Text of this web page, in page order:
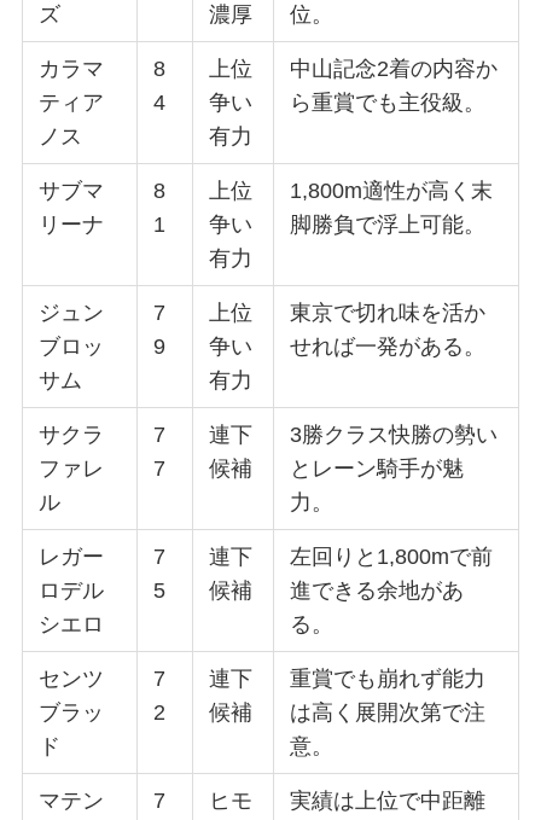
ズ
濃厚
位。
カラマ
ティア
ノス
8
4
上位
争い
有力
中山記念2着の内容か
ら重賞でも主役級。
サブマ
リーナ
8
1
上位
争い
有力
1,800m適性が高く末
脚勝負で浮上可能。
ジュン
ブロッ
サム
7
9
上位
争い
有力
東京で切れ味を活か
せれば一発がある。
サクラ
ファレ
ル
7
7
連下
候補
3勝クラス快勝の勢い
とレーン騎手が魅
力。
レガー
ロデル
シエロ
7
5
連下
候補
左回りと1,800mで前
進できる余地があ
る。
センツ
ブラッ
ド
7
2
連下
候補
重賞でも崩れず能力
は高く展開次第で注
意。
マテン
7
ヒモ
実績は上位で中距離